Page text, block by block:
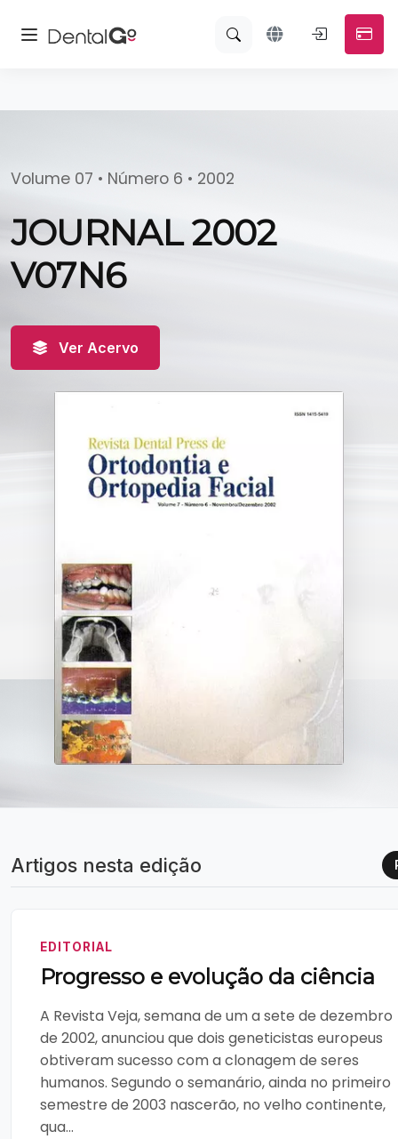
Volume 07 • Número 6 • 2002
JOURNAL 2002
V07N6
Ver Acervo
Artigos nesta edição
EDITORIAL
Progresso e evolução da ciência
A Revista Veja, semana de um a sete de dezembro
de 2002, anunciou que dois geneticistas europeus
obtiveram sucesso com a clonagem de seres
humanos. Segundo o semanário, ainda no primeiro
semestre de 2003 nascerão, no velho continente,
qua...